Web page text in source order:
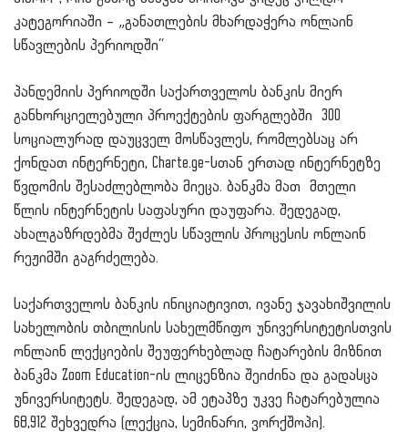
კატეგორიაში – „განათლების მხარდაჭერა ონლაინ
სწავლების პერიოდში“
პანდემიის პერიოდში საქართველოს ბანკის მიერ
განხორციელებული პროექტების ფარგლებში 300
სოციალურად დაუცველ მოსწავლეს, რომლებსაც არ
ქონდათ ინტერნეტი, Charte.ge-სთან ერთად ინტერნეტზე
წვდომის შესაძლებლობა მიეცა. ბანკმა მათ მთელი
წლის ინტერნეტის საფასური დაუფარა. შედეგად,
ახალგაზრდებმა შეძლეს სწავლის პროცესის ონლაინ
რეჟიმში გაგრძელება.
საქართველოს ბანკის ინიციატივით, ივანე ჯავახიშვილის
სახელობის თბილისის სახელმწიფო უნივერსიტეტისთვის
ონლაინ ლექციების შეუფერხებლად ჩატარების მიზნით
ბანკმა Zoom Education-ის ლიცენზია შეიძინა და გადასცა
უნივერსიტეტს. შედეგად, ამ ეტაპზე უკვე ჩატარებულია
68,912 შეხვედრა (ლექცია, სემინარი, ვორქშოპი).